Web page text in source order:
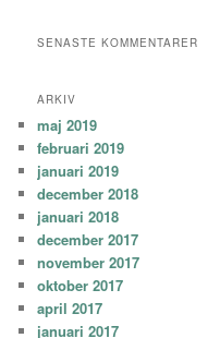
SENASTE KOMMENTARER
ARKIV
maj 2019
februari 2019
januari 2019
december 2018
januari 2018
december 2017
november 2017
oktober 2017
april 2017
januari 2017